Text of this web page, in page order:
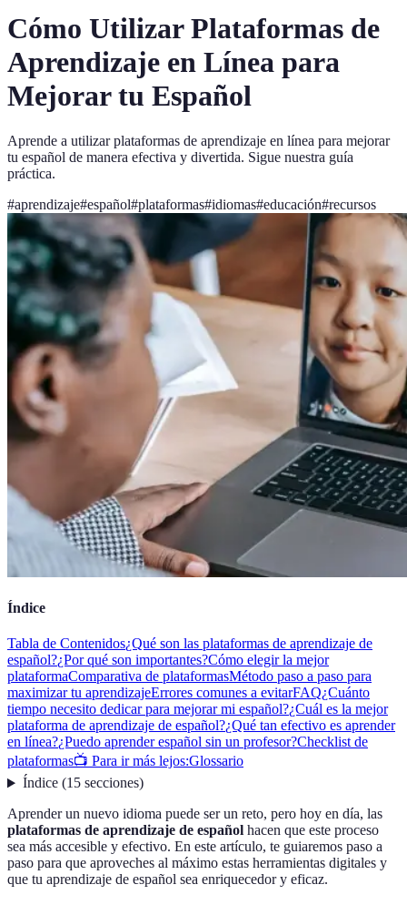
Cómo Utilizar Plataformas de
Aprendizaje en Línea para
Mejorar tu Español
Aprende a utilizar plataformas de aprendizaje en línea para mejorar
tu español de manera efectiva y divertida. Sigue nuestra guía
práctica.
#aprendizaje#español#plataformas#idiomas#educación#recursos
Índice
Tabla de Contenidos¿Qué son las plataformas de aprendizaje de
español?¿Por qué son importantes?Cómo elegir la mejor
plataformaComparativa de plataformasMétodo paso a paso para
maximizar tu aprendizajeErrores comunes a evitarFAQ¿Cuánto
tiempo necesito dedicar para mejorar mi español?¿Cuál es la mejor
plataforma de aprendizaje de español?¿Qué tan efectivo es aprender
en línea?¿Puedo aprender español sin un profesor?Checklist de
plataformas📺 Para ir más lejos:Glossario
Índice(15 secciones)
Aprender un nuevo idioma puede ser un reto, pero hoy en día, las
plataformas de aprendizaje de español hacen que este proceso
sea más accesible y efectivo. En este artículo, te guiaremos paso a
paso para que aproveches al máximo estas herramientas digitales y
que tu aprendizaje de español sea enriquecedor y eficaz.